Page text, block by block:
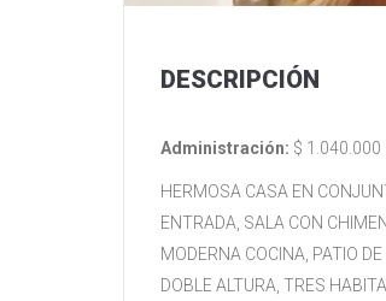
DESCRIPCIÓN
Administración: $ 1.040.000
HERMOSA CASA EN
ENTRADA, SALA CON
MODERNA COCINA, PATIO
DOBLE ALTURA, TRES